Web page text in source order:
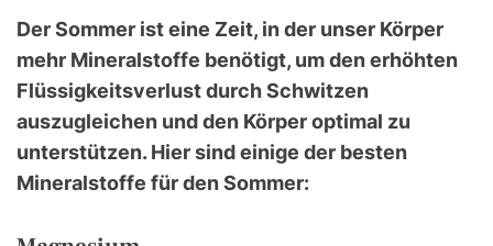
Der Sommer ist eine Zeit, in der unser Körper
mehr Mineralstoffe benötigt, um den erhöhten
Flüssigkeitsverlust durch Schwitzen
auszugleichen und den Körper optimal zu
unterstützen. Hier sind einige der besten
Mineralstoffe für den Sommer: